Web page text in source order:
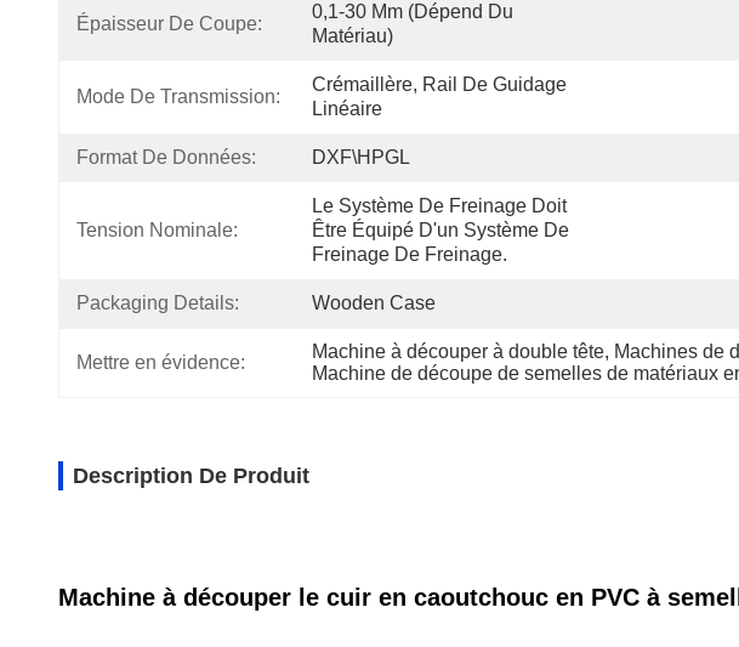
Épaisseur De Coupe:
0,1-30 Mm (dépend Du
Matériau)
Mode De Transmission:
Crémaillère, Rail De Guidage
Linéaire
Format De Données: DXF\HPGL
Tension Nominale:
Le Système De Freinage Doit
Être Équipé D'un Système De
Freinage De Freinage.
Packaging Details: Wooden Case
Mettre en évidence:
Machine à découper à double tête, Machines de
Machine de découpe de semelles de matériaux
Description De Produit
Machine à découper le cuir en caoutchouc en PVC à